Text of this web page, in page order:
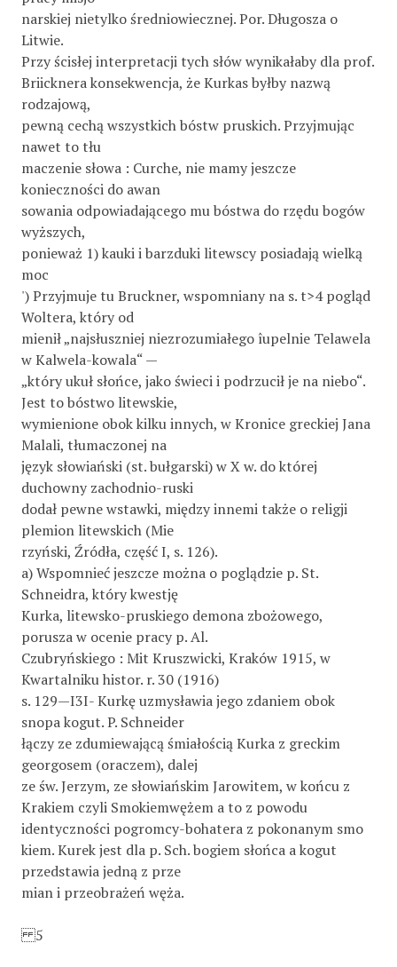
narskiej nietylko średniowiecznej. Por. Długosza o
Litwie.
Przy ścisłej interpretacji tych słów wynikałaby dla prof.
Briicknera konsekwencja, że Kurkas byłby nazwą
rodzajową,
pewną cechą wszystkich bóstw pruskich. Przyjmując
nawet to tłu­
maczenie słowa : Curche, nie mamy jeszcze
konieczności do awan­
sowania odpowiadającego mu bóstwa do rzędu bogów
wyższych,
ponieważ 1) kauki i barzduki litewscy posiadają wielką
moc
') Przyjmuje tu Bruckner, wspomniany na s. t>4 pogląd
Woltera, który od­
mienił „najsłuszniej niezrozumiałego îupelnie Telawela
w Kalwela-kowala“ —
„który ukuł słońce, jako świeci i podrzucił je na niebo“.
Jest to bóstwo litewskie,
wymienione obok kilku innych, w Kronice greckiej Jana
Malali, tłumaczonej na
język słowiański (st. bułgarski) w X w. do której
duchowny zachodnio-ruski
dodał pewne wstawki, między innemi także o religji
plemion litewskich (Mie­
rzyński, Źródła, część I, s. 126).
a) Wspomnieć jeszcze można o poglądzie p. St.
Schneidra, który kwestję
Kurka, litewsko-pruskiego demona zbożowego,
porusza w ocenie pracy p. Al.
Czubryńskiego : Mit Kruszwicki, Kraków 1915, w
Kwartalniku histor. r. 30 (1916)
s. 129—I3I- Kurkę uzmysławia jego zdaniem obok
snopa kogut. P. Schneider
łączy ze zdumiewającą śmiałością Kurka z greckim
georgosem (oraczem), dalej
ze św. Jerzym, ze słowiańskim Jarowitem, w końcu z
Krakiem czyli Smokiemwężem a to z powodu
identyczności pogromcy-bohatera z pokonanym smo­
kiem. Kurek jest dla p. Sch. bogiem słońca a kogut
przedstawia jedną z prze­
mian i przeobrażeń węża.
5